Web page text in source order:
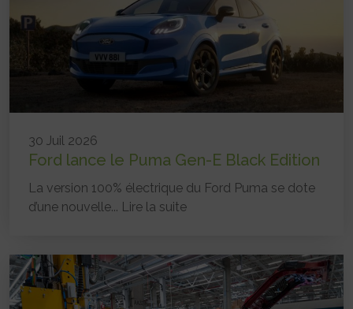
30 Juil 2026
Ford lance le Puma Gen-E Black Edition
La version 100% électrique du Ford Puma se dote
d’une nouvelle... Lire la suite